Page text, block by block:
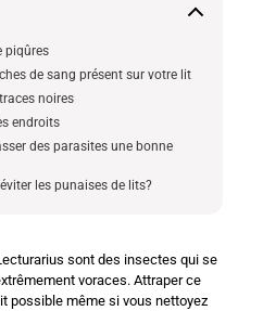
piqûres
de sang présent sur votre lit
noires
endroits
des parasites une bonne
les punaises de lits?
sont des insectes qui se
voraces. Attraper ce
possible même si vous nettoyez